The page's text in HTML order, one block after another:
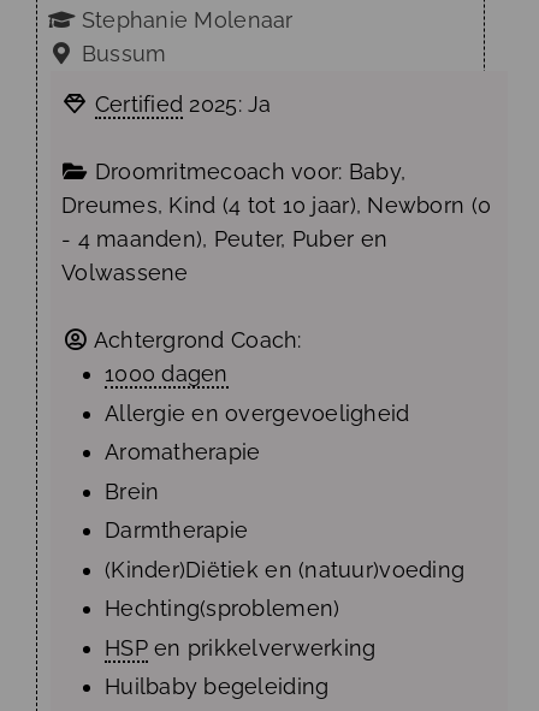
Stephanie Molenaar
Bussum
Certified 2025:Ja
Droomritmecoach voor: Baby,
Dreumes, Kind (4 tot 10 jaar), Newborn (0
- 4 maanden), Peuter, Puber en
Volwassene
Achtergrond Coach:
1000 dagen
Allergie en overgevoeligheid
Aromatherapie
Brein
Darmtherapie
(Kinder)Diëtiek en (natuur)voeding
Hechting(sproblemen)
HSPen prikkelverwerking
Huilbaby begeleiding